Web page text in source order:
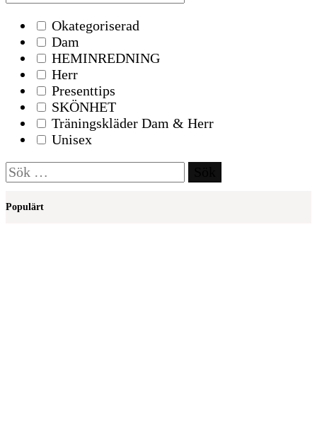
Okategoriserad
Dam
HEMINREDNING
Herr
Presenttips
SKÖNHET
Träningskläder Dam & Herr
Unisex
Sök
efter:
Populärt